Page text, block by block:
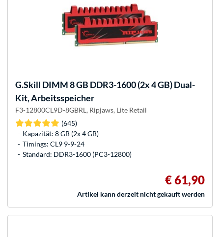
G.Skill DIMM 8 GB DDR3-1600 (2x 4 GB) Dual-
Kit, Arbeitsspeicher
F3-12800CL9D-8GBRL, Ripjaws, Lite Retail
(645)
Kapazität: 8 GB (2x 4 GB)
Timings: CL9 9-9-24
Standard: DDR3-1600 (PC3-12800)
€ 61,90
Artikel kann derzeit nicht gekauft werden